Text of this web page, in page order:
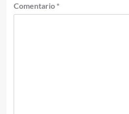
Comentario *